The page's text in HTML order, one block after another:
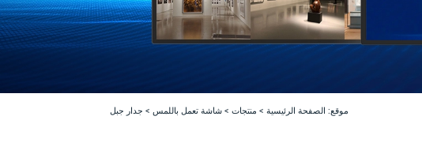
موقع: الصفحة الرئيسية > منتجات >شاشة تعمل باللمس > جدار جبل